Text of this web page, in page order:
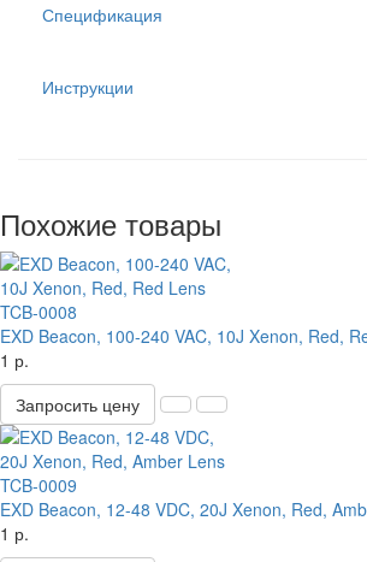
Спецификация
Инструкции
Похожие товары
EXD Beacon, 100-240 VAC, 10J Xenon, Red,
1 р.
Запросить цену
EXD Beacon, 12-48 VDC, 20J Xenon, Red,
1 р.